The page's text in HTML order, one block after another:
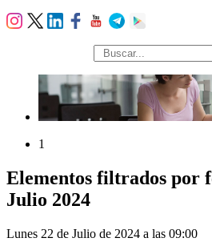
búsqueda
1
Elementos filtrados por
Julio 2024
Lunes 22 de Julio de 2024 a las 09:00